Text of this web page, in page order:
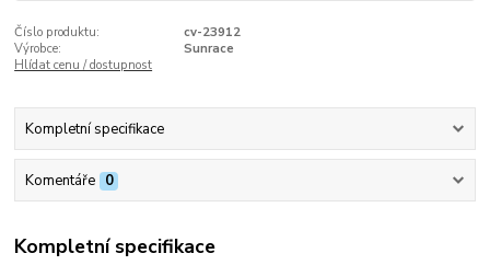
Číslo produktu:
cv-23912
Výrobce:
Sunrace
Hlídat cenu / dostupnost
Kompletní specifikace
Komentáře 0
Kompletní specifikace